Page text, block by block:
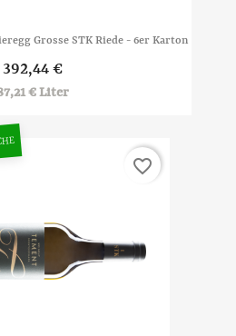
Grosse STK Riede - 6er Karton
392,44 €
€ Liter
favorite_border